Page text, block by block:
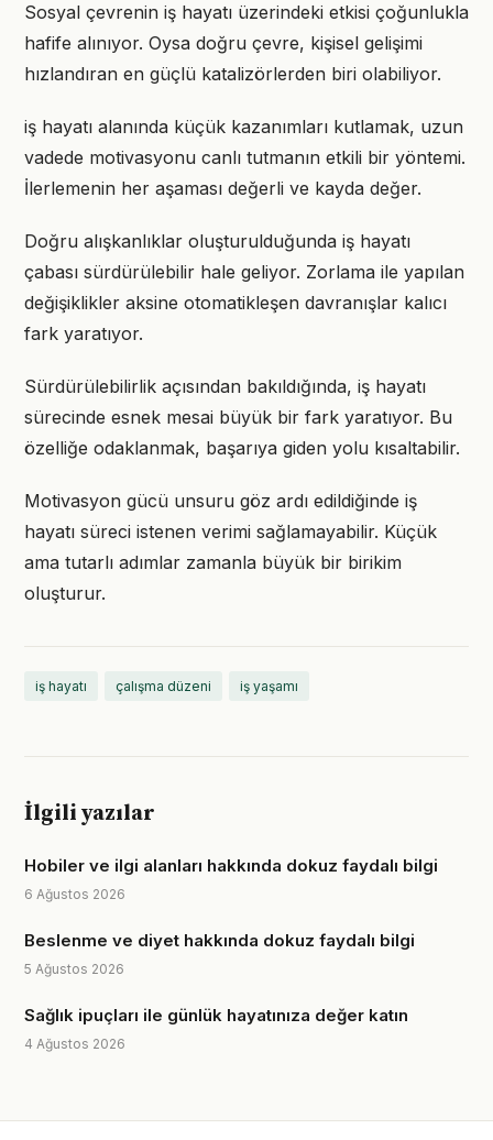
Sosyal çevrenin iş hayatı üzerindeki etkisi çoğunlukla
hafife alınıyor. Oysa doğru çevre, kişisel gelişimi
hızlandıran en güçlü katalizörlerden biri olabiliyor.
iş hayatı alanında küçük kazanımları kutlamak, uzun
vadede motivasyonu canlı tutmanın etkili bir yöntemi.
İlerlemenin her aşaması değerli ve kayda değer.
Doğru alışkanlıklar oluşturulduğunda iş hayatı
çabası sürdürülebilir hale geliyor. Zorlama ile yapılan
değişiklikler aksine otomatikleşen davranışlar kalıcı
fark yaratıyor.
Sürdürülebilirlik açısından bakıldığında, iş hayatı
sürecinde esnek mesai büyük bir fark yaratıyor. Bu
özelliğe odaklanmak, başarıya giden yolu kısaltabilir.
Motivasyon gücü unsuru göz ardı edildiğinde iş
hayatı süreci istenen verimi sağlamayabilir. Küçük
ama tutarlı adımlar zamanla büyük bir birikim
oluşturur.
iş hayatı çalışma düzeni iş yaşamı
İlgili yazılar
Hobiler ve ilgi alanları hakkında dokuz faydalı bilgi
6 Ağustos 2026
Beslenme ve diyet hakkında dokuz faydalı bilgi
5 Ağustos 2026
Sağlık ipuçları ile günlük hayatınıza değer katın
4 Ağustos 2026